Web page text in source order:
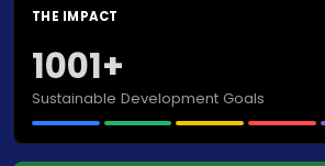
THE IMPACT
1001+
Sustainable Development Goals